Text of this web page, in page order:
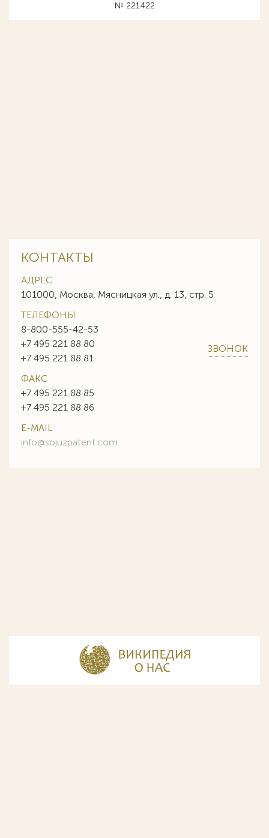
№ 221422
КОНТАКТЫ
АДРЕС
101000, Москва, Мясницкая ул., д. 13, стр. 5
ТЕЛЕФОНЫ
8-800-555-42-53
+7 495 221 88 80
+7 495 221 88 81
ЗВОНОК
ФАКС
+7 495 221 88 85
+7 495 221 88 86
E-MAIL
info@sojuzpatent.com